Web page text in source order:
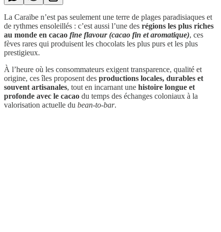
La Caraïbe n’est pas seulement une terre de plages paradisiaques et
de rythmes ensoleillés : c’est aussi l’une des régions les plus riches
au monde en cacao fine flavour (cacao fin et aromatique), ces
fèves rares qui produisent les chocolats les plus purs et les plus
prestigieux.
À l’heure où les consommateurs exigent transparence, qualité et
origine, ces îles proposent des productions locales, durables et
souvent artisanales, tout en incarnant une histoire longue et
profonde avec le cacao du temps des échanges coloniaux à la
valorisation actuelle du bean-to-bar.